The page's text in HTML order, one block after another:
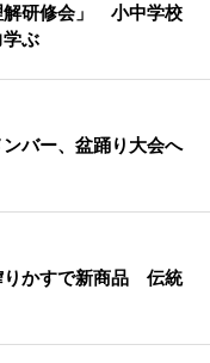
解研修会」 小中学校
ぶ
バー、盆踊り大会へ
りかすで新商品 伝統